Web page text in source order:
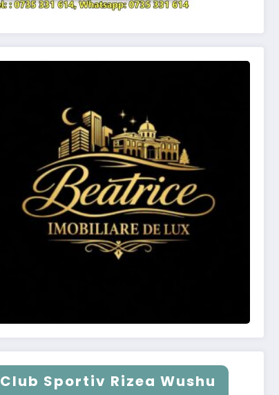
Club Sportiv Rizea Wushu